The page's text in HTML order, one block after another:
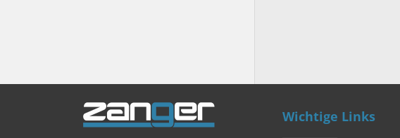
Wichtige Links